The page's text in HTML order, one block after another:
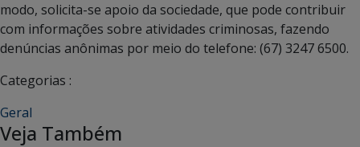
modo, solicita-se apoio da sociedade, que pode contribuir
com informações sobre atividades criminosas, fazendo
denúncias anônimas por meio do telefone: (67) 3247 6500.
Categorias :
Geral
Veja Também